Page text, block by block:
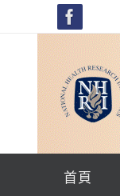
content
首頁